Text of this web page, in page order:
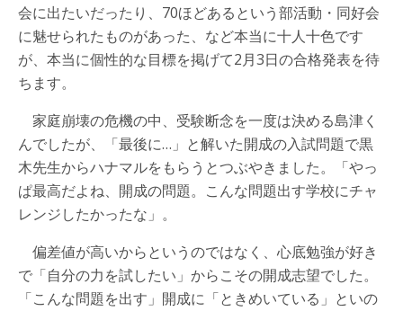
会に出たいだったり、70ほどあるという部活動・同好会
に魅せられたものがあった、など本当に十人十色です
が、本当に個性的な目標を掲げて2月3日の合格発表を待
ちます。
家庭崩壊の危機の中、受験断念を一度は決める島津く
んでしたが、「最後に…」と解いた開成の入試問題で黒
木先生からハナマルをもらうとつぶやきました。「やっ
ぱ最高だよね、開成の問題。こんな問題出す学校にチャ
レンジしたかったな」。
偏差値が高いからというのではなく、心底勉強が好き
で「自分の力を試したい」からこその開成志望でした。
「こんな問題を出す」開成に「ときめいている」といの